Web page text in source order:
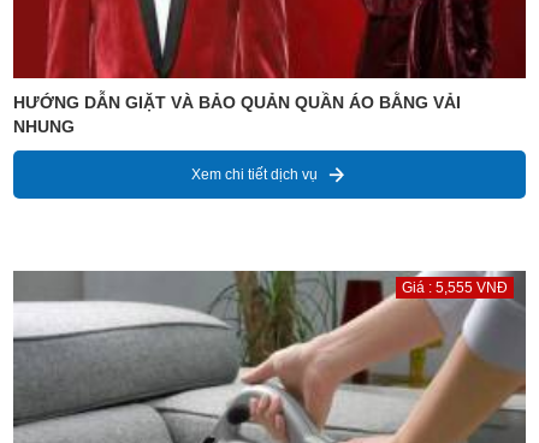
HƯỚNG DẪN GIẶT VÀ BẢO QUẢN QUẦN ÁO BẰNG VẢI
NHUNG
Xem chi tiết dịch vụ
Giá : 5,555 VNĐ